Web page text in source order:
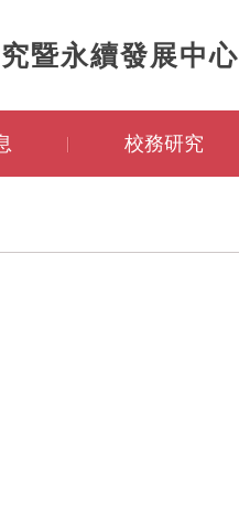
暨永續發展中心
校務研究